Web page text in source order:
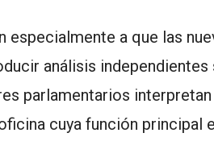
especialmente a que las
análisis
parlamentarios
cuya función principal